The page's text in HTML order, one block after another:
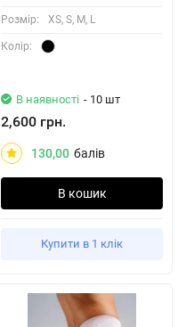
Розмiр: XS, S, M, L
Колiр:
В наявності - 10 шт
2,600 грн.
130,00 балів
В кошик
Купити в 1 клік